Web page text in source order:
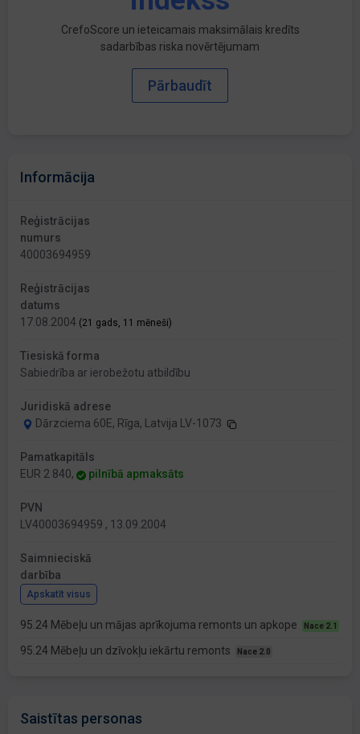
CrefoScore un ieteicamais maksimālais kredīts
sadarbības riska novērtējumam
Pārbaudīt
Informācija
Reģistrācijas
numurs
40003694959
Reģistrācijas
datums
17.08.2004 (21 gads, 11 mēneši)
Tiesiskā forma
Sabiedrība ar ierobežotu atbildību
Juridiskā adrese
Dārzciema 60E, Rīga, Latvija LV-1073
Pamatkapitāls
EUR 2 840,
pilnībā apmaksāts
PVN
LV40003694959 , 13.09.2004
Saimnieciskā
darbība
Apskatīt visus
95.24 Mēbeļu un mājas aprīkojuma remonts un apkope Nace 2.1
95.24 Mēbeļu un dzīvokļu iekārtu remonts Nace 2.0
Saistītas personas